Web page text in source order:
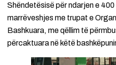
Shëndetësisë për ndarjen e
marrëveshjes me trupat e
Bashkuara, me qëllim të
përcaktuara në këtë